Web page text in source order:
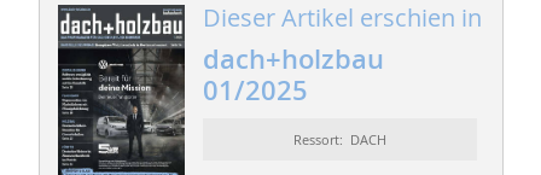
Dieser Artikel erschien in
dach+holzbau
01/2025
Ressort: DACH